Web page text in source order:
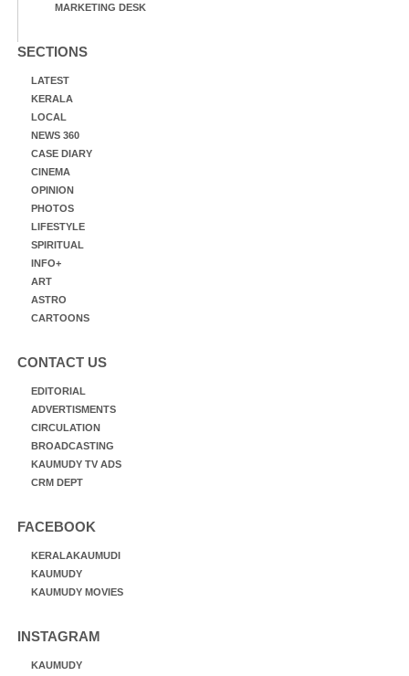
MARKETING DESK
SECTIONS
LATEST
KERALA
LOCAL
NEWS 360
CASE DIARY
CINEMA
OPINION
PHOTOS
LIFESTYLE
SPIRITUAL
INFO+
ART
ASTRO
CARTOONS
CONTACT US
EDITORIAL
ADVERTISMENTS
CIRCULATION
BROADCASTING
KAUMUDY TV ADS
CRM DEPT
FACEBOOK
KERALAKAUMUDI
KAUMUDY
KAUMUDY MOVIES
INSTAGRAM
KAUMUDY